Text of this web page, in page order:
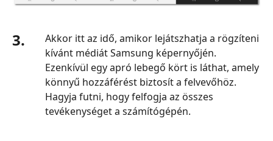
3.
Akkor itt az idő, amikor lejátszhatja a rögzíteni
kívánt médiát Samsung képernyőjén.
Ezenkívül egy apró lebegő kört is láthat, amely
könnyű hozzáférést biztosít a felvevőhöz.
Hagyja futni, hogy felfogja az összes
tevékenységet a számítógépén.